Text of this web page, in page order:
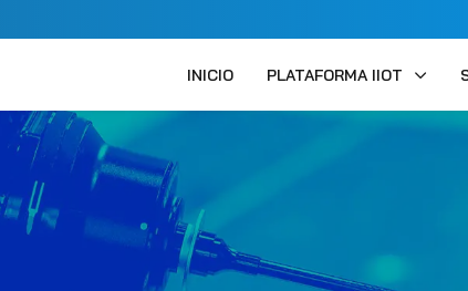
INICIO PLATAFORMA IIOT